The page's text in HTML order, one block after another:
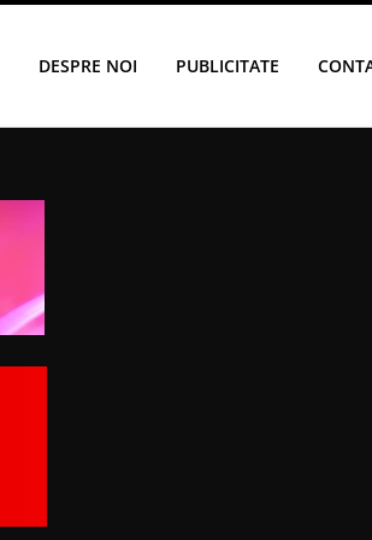
DESPRE NOI PUBLICITATE